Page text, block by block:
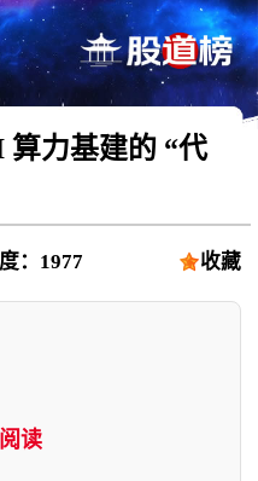
算力基建的 “代
：1977 收藏
读